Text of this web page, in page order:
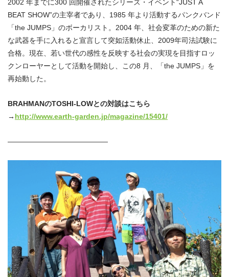
2002 年までに300 回開催されたシリーズ・イベント“JUST A
BEAT SHOW”の主宰者であり、1985 年より活動するパンクバンド
「the JUMPS」のボーカリスト。2004 年、社会変革のための新た
な武器を手に入れると宣言して突如活動休止、2009年司法試験に
合格。現在、若い世代の感性を反映する社会の実現を目指すロッ
クンローヤーとして活動を開始し、この8 月、「the JUMPS」を
再始動した。
BRAHMANのTOSHI-LOWとの対談はこちら
→ http://www.earth-garden.jp/magazine/15401/
——————————————